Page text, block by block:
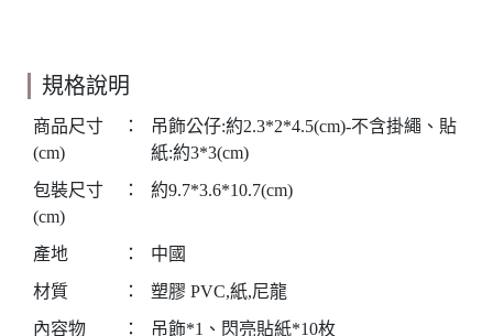
規格說明
商品尺寸
(cm)
：
吊飾公仔:約2.3*2*4.5(cm)-不含掛繩、貼
紙:約3*3(cm)
包裝尺寸
(cm)
： 約9.7*3.6*10.7(cm)
產地 ：
中國
材質
：
塑膠 PVC,紙,尼龍
內容物
：
吊飾*1、閃亮貼紙*10枚